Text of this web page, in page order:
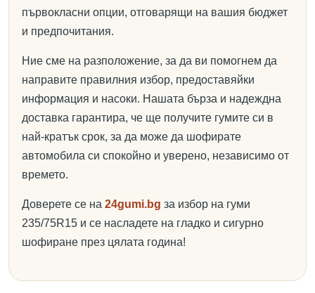
първокласни опции, отговарящи на вашия бюджет
и предпочитания.
Ние сме на разположение, за да ви помогнем да
направите правилния избор, предоставяйки
информация и насоки. Нашата бърза и надеждна
доставка гарантира, че ще получите гумите си в
най-кратък срок, за да може да шофирате
автомобила си спокойно и уверено, независимо от
времето.
Доверете се на 24gumi.bg за избор на гуми
235/75R15 и се насладете на гладко и сигурно
шофиране през цялата година!